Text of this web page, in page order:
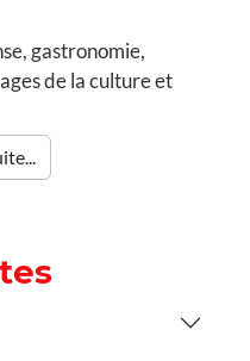
gastronomie,
de la culture et